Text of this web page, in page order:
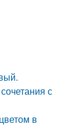
с
в